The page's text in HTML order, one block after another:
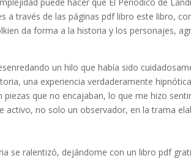
a través de las páginas pdf libro este libro,
da forma a la historia y los personajes,
un hilo que había sido
una experiencia verdaderamente
que no encajaban, lo que me hizo
activo, no solo un observador, en la trama
se ralentizó, dejándome con un libro pdf